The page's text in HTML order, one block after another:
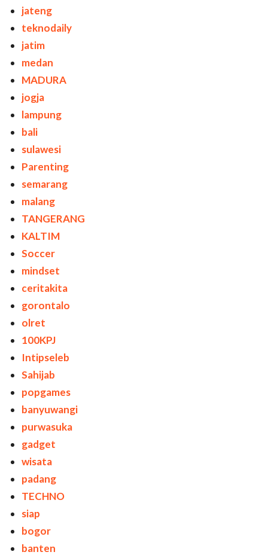
jateng
teknodaily
jatim
medan
MADURA
jogja
lampung
bali
sulawesi
Parenting
semarang
malang
TANGERANG
KALTIM
Soccer
mindset
ceritakita
gorontalo
olret
100KPJ
Intipseleb
Sahijab
popgames
banyuwangi
purwasuka
gadget
wisata
padang
TECHNO
siap
bogor
banten